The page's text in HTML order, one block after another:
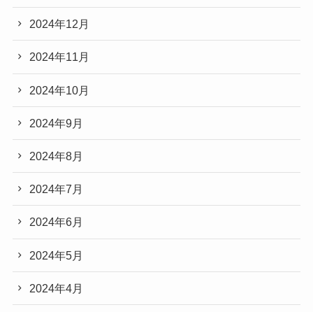
2024年12月
2024年11月
2024年10月
2024年9月
2024年8月
2024年7月
2024年6月
2024年5月
2024年4月